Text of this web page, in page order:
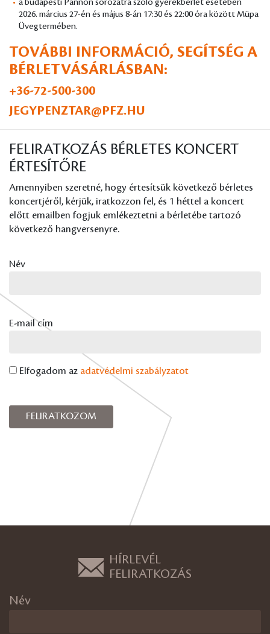
a budapesti Pannon sorozatra szóló gyerekbérlet esetében
2026. március 27-én és május 8-án 17:30 és 22:00 óra között Müpa
Üvegtermében.
TOVÁBBI INFORMÁCIÓ, SEGÍTSÉG A
BÉRLETVÁSÁRLÁSBAN:
+36-72-500-300
JEGYPENZTAR@PFZ.HU
FELIRATKOZÁS BÉRLETES KONCERT
ÉRTESÍTŐRE
Amennyiben szeretné, hogy értesítsük következő bérletes
koncertjéről, kérjük, iratkozzon fel, és 1 héttel a koncert
előtt emailben fogjuk emlékeztetni a bérletébe tartozó
következő hangversenyre.
Név
E-mail cím
Elfogadom az adatvédelmi szabályzatot
HÍRLEVÉL
FELIRATKOZÁS
Név